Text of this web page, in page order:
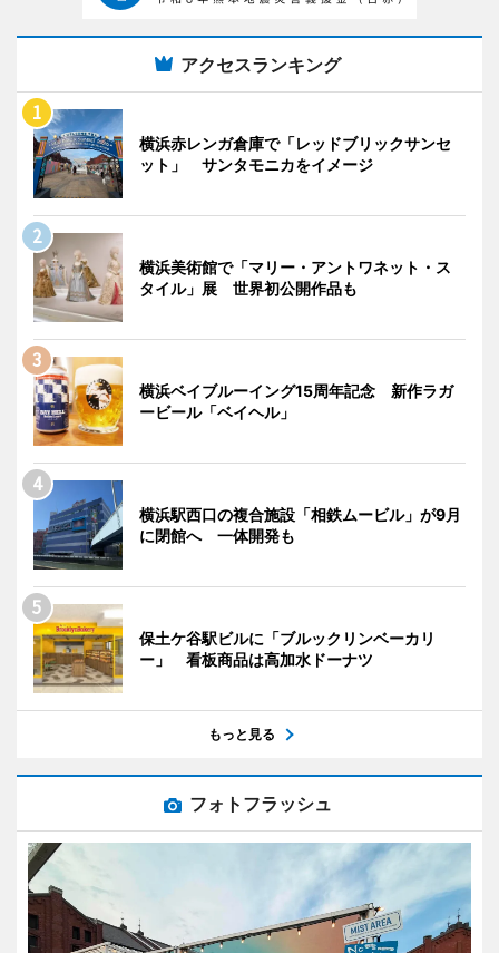
アクセスランキング
横浜赤レンガ倉庫で「レッドブリックサンセ
ット」 サンタモニカをイメージ
横浜美術館で「マリー・アントワネット・ス
タイル」展 世界初公開作品も
横浜ベイブルーイング15周年記念 新作ラガ
ービール「ベイヘル」
横浜駅西口の複合施設「相鉄ムービル」が9月
に閉館へ 一体開発も
保土ケ谷駅ビルに「ブルックリンベーカリ
ー」 看板商品は高加水ドーナツ
もっと見る
フォトフラッシュ